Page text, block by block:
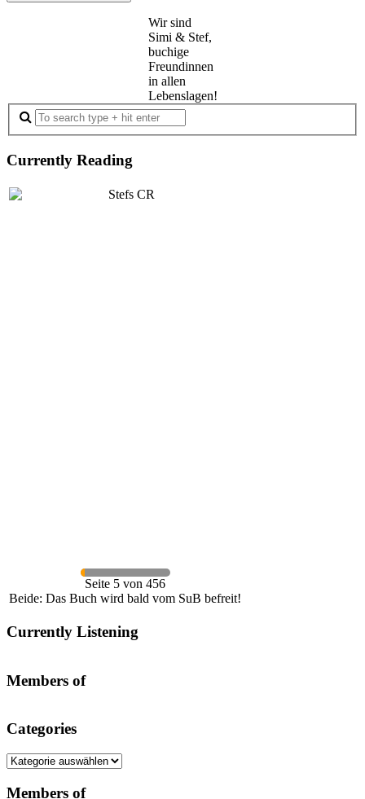
Wir sind
Simi & Stef,
buchige
Freundinnen
in allen
Lebenslagen!
Currently Reading
Seite 5 von 456
Beide: Das Buch wird bald vom SuB befreit!
Currently Listening
Members of
Categories
Categories
Members of